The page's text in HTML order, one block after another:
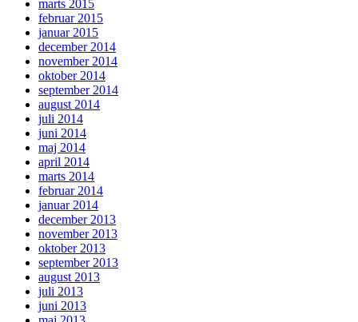
marts 2015
februar 2015
januar 2015
december 2014
november 2014
oktober 2014
september 2014
august 2014
juli 2014
juni 2014
maj 2014
april 2014
marts 2014
februar 2014
januar 2014
december 2013
november 2013
oktober 2013
september 2013
august 2013
juli 2013
juni 2013